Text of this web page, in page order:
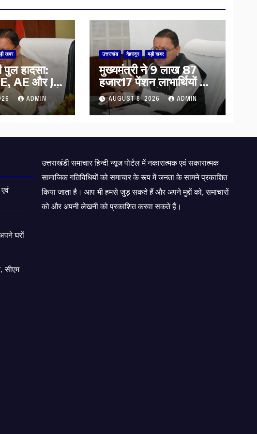
खबर
पुल हादसा:
AE और JE
धामी के निर्देश
ADMIN
उत्तराखंड देहरादून बड़ी खबर
मुख्यमंत्री ने 9 लाख 87
हजार17 पेंशन लाभार्थियों को
कुल 146 करोड़ 32 लाख
की पेंशन राशि का किया
भुगतान
AUGUST 8, 2026 ADMIN
घरों
सीएम
उत्तराखंडी समाचार हिन्दी न्यूज पोर्टल में नकारात्मक एवं सकारात्मक
सामाजिक गतिविधियों को समाचार के रूप में जनता के सामने प्रकाशित
किया जाता है। आप भी हमसे जुड़ सकते हैं और अपने मुद्दों को, समाचारों
को और अपनी लेखनी को प्रकाशित करवा सकते हैं।